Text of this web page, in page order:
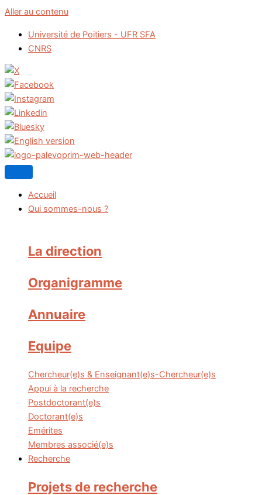
Aller au contenu
Université de Poitiers - UFR SFA
CNRS
Accueil
Qui sommes-nous ?
La direction
Organigramme
Annuaire
Equipe
Chercheur(e)s & Enseignant(e)s-Chercheur(e)s
Appui à la recherche
Postdoctorant(e)s
Doctorant(e)s
Emérites
Membres associé(e)s
Recherche
Projets de recherche